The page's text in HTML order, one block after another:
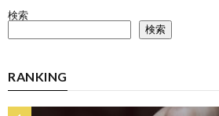
検索
検索
RANKING